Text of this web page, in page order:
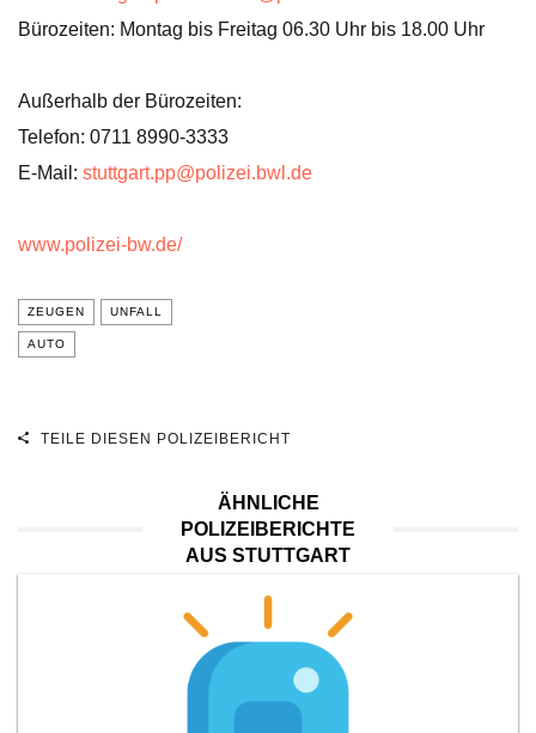
Bürozeiten: Montag bis Freitag 06.30 Uhr bis 18.00 Uhr
Außerhalb der Bürozeiten:
Telefon: 0711 8990-3333
E-Mail: stuttgart.pp@polizei.bwl.de
www.polizei-bw.de/
ZEUGEN UNFALL
AUTO
TEILE DIESEN POLIZEIBERICHT
ÄHNLICHE
POLIZEIBERICHTE
AUS STUTTGART